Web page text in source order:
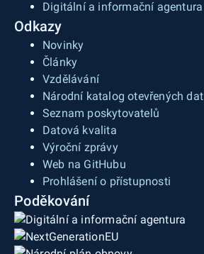
Digitální a informační agentura
Odkazy
Novinky
Články
Vzdělávání
Národní katalog otevřených dat
Seznam poskytovatelů
Datová kvalita
Výroční zprávy
Web na GitHubu
Prohlášení o přístupnosti
Poděkování